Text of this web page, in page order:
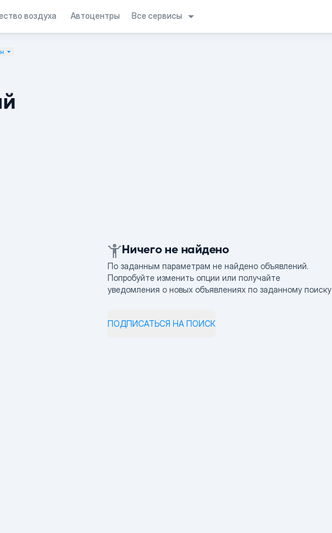
воздуха Автоцентры Все сервисы
Ничего не найдено
По заданным параметрам не найдено объявлений.
Попробуйте изменить опции или получайте
уведомления о новых объявлениях по заданному поиску
ПОДПИСАТЬСЯ НА ПОИСК